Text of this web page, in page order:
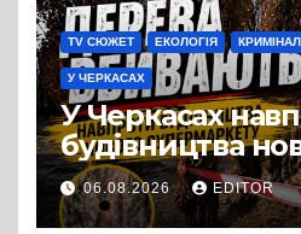
TV СЮЖЕТ ЕКОЛОГІЯ КРИМІНАЛ
У ЧЕРКАСАХ
У Черкасах
будівництва
супермаркету
проспекті
06.08.2026 EDITOR